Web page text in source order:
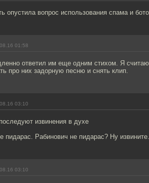
опустила вопрос использования спама и
01:58
ответил им еще одним стихом. Я
про них задорную песню и снять клип.
03:10
извинения в духе
пидарас. Рабинович не пидарас? Ну
03:10